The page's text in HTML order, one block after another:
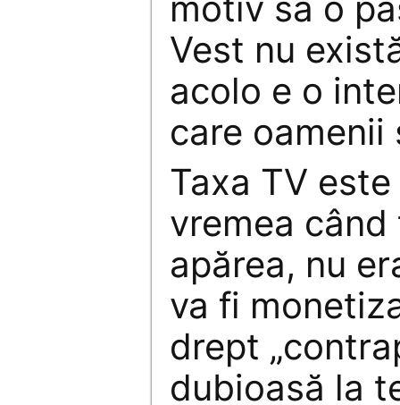
Vest nu
acolo e o
care
Taxa TV
vremea
apărea, nu
va fi
drept
dubioasă la